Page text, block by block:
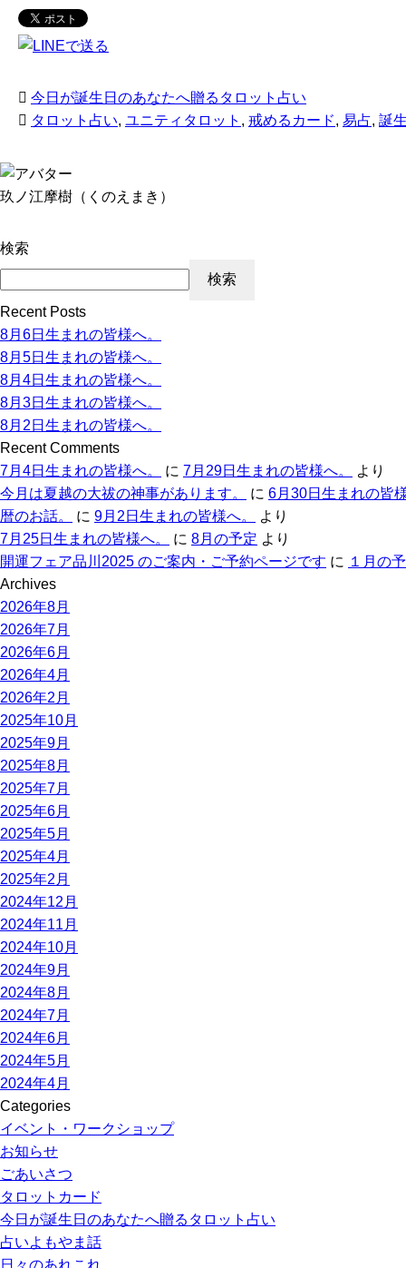
今日が誕生日のあなたへ贈るタロット占い
タロット占い, ユニティタロット , 戒めるカード, 易占, 誕
玖ノ江摩樹（くのえまき）
検索
検索
Recent Posts
8月6日生まれの皆様へ。
8月5日生まれの皆様へ。
8月4日生まれの皆様へ。
8月3日生まれの皆様へ。
8月2日生まれの皆様へ。
Recent Comments
7月4日生まれの皆様へ。
に 7月29日生まれの皆様へ。
より
今月は夏越の大祓の神事があります。
に 6月30日生まれの皆様
暦のお話。
に 9月2日生まれの皆様へ。
より
7月25日生まれの皆様へ。
に 8月の予定 より
開運フェア品川2025 のご案内・ご予約ページです に １月の
Archives
2026年8月
2026年7月
2026年6月
2026年4月
2026年2月
2025年10月
2025年9月
2025年8月
2025年7月
2025年6月
2025年5月
2025年4月
2025年2月
2024年12月
2024年11月
2024年10月
2024年9月
2024年8月
2024年7月
2024年6月
2024年5月
2024年4月
Categories
イベント・ワークショップ
お知らせ
ごあいさつ
タロットカード
今日が誕生日のあなたへ贈るタロット占い
占いよもやま話
日々のあれこれ